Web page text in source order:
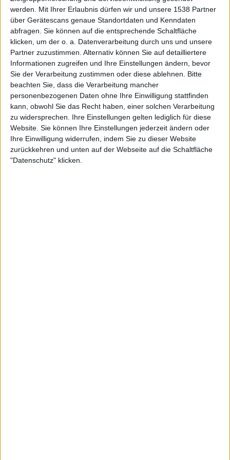
werden.
Mit Ihrer Erlaubnis dürfen wir und unsere 1538 Partner
über Gerätescans genaue Standortdaten und Kenndaten
abfragen. Sie können auf die entsprechende Schaltfläche
klicken, um der o. a. Datenverarbeitung durch uns und unsere
Partner zuzustimmen. Alternativ können Sie auf detailliertere
Informationen zugreifen und Ihre Einstellungen ändern, bevor
Sie der Verarbeitung zustimmen oder diese ablehnen.
Bitte
beachten Sie, dass die Verarbeitung mancher
personenbezogenen Daten ohne Ihre Einwilligung stattfinden
kann, obwohl Sie das Recht haben, einer solchen Verarbeitung
zu widersprechen. Ihre Einstellungen gelten lediglich für diese
Website. Sie können Ihre Einstellungen jederzeit ändern oder
Ihre Einwilligung widerrufen, indem Sie zu dieser Website
zurückkehren und unten auf der Webseite auf die Schaltfläche
"Datenschutz" klicken.
Zur Startseite
Philipp I.
Newsletter abonnieren